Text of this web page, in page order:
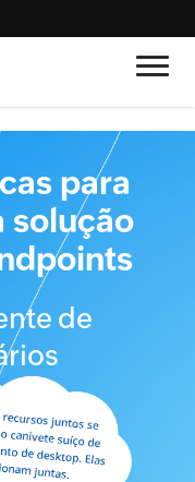
para
solução
de